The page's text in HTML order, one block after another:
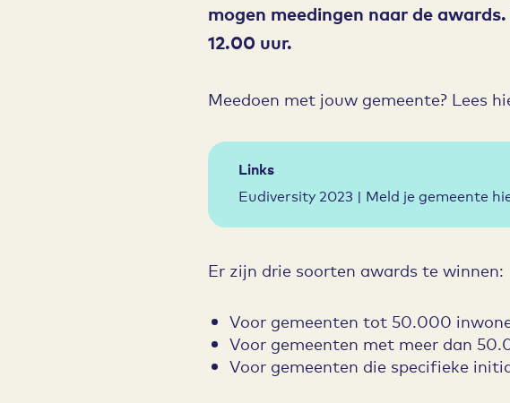
mogen meedingen naar de
12.00 uur.
Meedoen met jouw gemeente? Lees
Links
Eudiversity 2023 | Meld je gemeente
Er zijn drie soorten awards te winnen:
Voor gemeenten tot 50.000
Voor gemeenten met meer dan
Voor gemeenten die specifieke